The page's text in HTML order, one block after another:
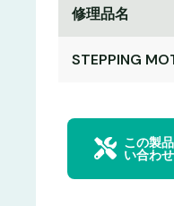
修理品名
STEPPING
この製
い合わせ